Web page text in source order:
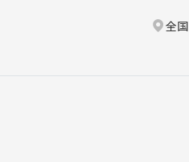
全国